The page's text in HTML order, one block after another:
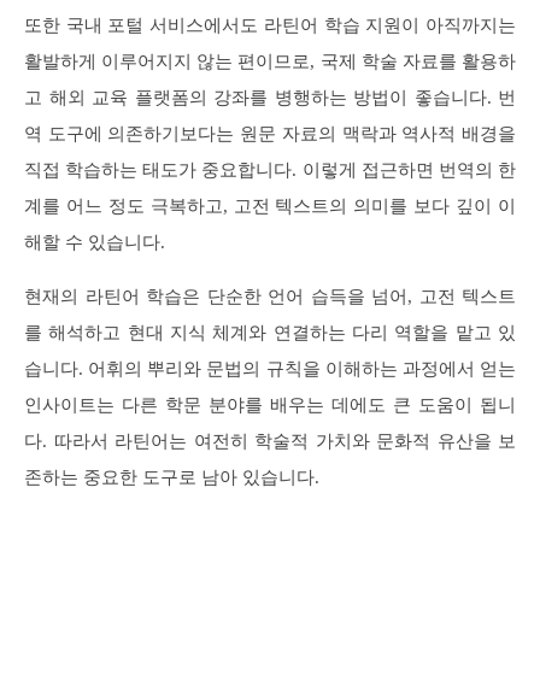
또한 국내 포털 서비스에서도 라틴어 학습 지원이 아직까지는
활발하게 이루어지지 않는 편이므로, 국제 학술 자료를 활용하
고 해외 교육 플랫폼의 강좌를 병행하는 방법이 좋습니다. 번
역 도구에 의존하기보다는 원문 자료의 맥락과 역사적 배경을
직접 학습하는 태도가 중요합니다. 이렇게 접근하면 번역의 한
계를 어느 정도 극복하고, 고전 텍스트의 의미를 보다 깊이 이
해할 수 있습니다.
현재의 라틴어 학습은 단순한 언어 습득을 넘어, 고전 텍스트
를 해석하고 현대 지식 체계와 연결하는 다리 역할을 맡고 있
습니다. 어휘의 뿌리와 문법의 규칙을 이해하는 과정에서 얻는
인사이트는 다른 학문 분야를 배우는 데에도 큰 도움이 됩니
다. 따라서 라틴어는 여전히 학술적 가치와 문화적 유산을 보
존하는 중요한 도구로 남아 있습니다.